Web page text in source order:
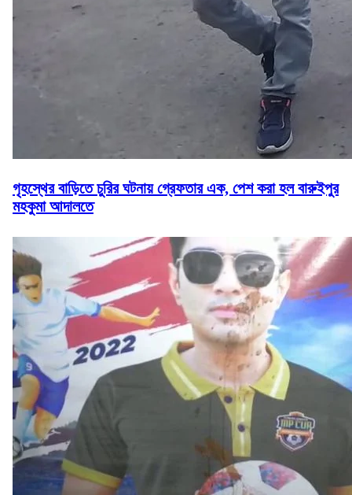
গৃহস্থের বাড়িতে চুরির ঘটনায় গ্রেফতার এক, পেশ করা হল বারুইপুর
মহকুমা আদালতে